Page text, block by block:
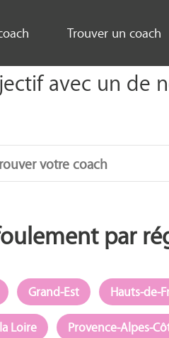
Trouver un coach
avec un de
par
Grand-Est Hauts-de-
Loire
Provence-Alpes-